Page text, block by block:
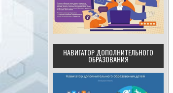
НАВИГАТОР ДОПОЛНИТЕЛЬНОГО
ОБРАЗОВАНИЯ